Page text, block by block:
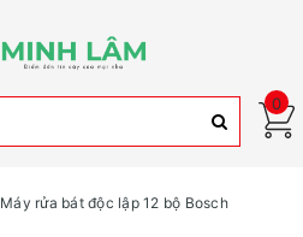
0
Máy rửa bát độc lập 12 bộ Bosch